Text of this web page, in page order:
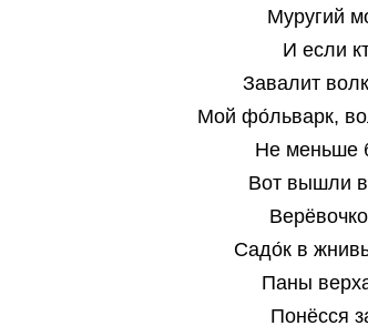
Муругий
И если
Завалит
Мой фо́льварк,
Не меньше
Вот вышли
Садо́к в
Паны
Понёсся